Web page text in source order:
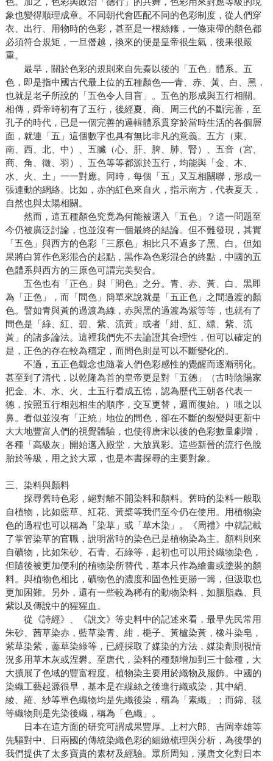
象也變得順理成章。不同朝代會匹配不同的色彩制度，從人們穿
衣、出行、用物時的色彩，甚至是一根絲絛，一條束帶的顏色都
必須符合規矩，一旦僭越，換來的便是皇帝很生氣，後果很嚴
重。
最早，關於色彩的規則來自先秦以後的「五色」體系。五
色，即是指中國古代最上位的五種顏色──青、赤、黃、白、黑，
也就是老子所說的「五色令人目盲」。五色的形成與五行相關。
相傳，舜帝時初有了五行，後經夏、商、周三代的不斷完善，至
孔子的時代，已是一個完善的邏輯體系貫穿於當時生活的各個層
面，就連「五」這個數字也具有無比非凡的意義。五方（東、
南、西、北、中）、五臟（心、肝、脾、肺、腎）、五音（宮、
商、角、徵、羽）、五色等等都源於五行，均能與「金、木、
水、火、土」一一對應。同時，每個「五」又互相關聯，形成一
張連動的網絡。比如，赤的紅色來自火，指示南方，代表夏天，
自然也與太陽相關。
然而，這五種顏色究竟為何能被選入「五色」？這一問題至
今仍被廣泛討論，也並沒有一個最終的結論。但不難發現，其實
「五色」與西方的色彩「三原色」相比只不過多了黑、白。但如
果將白算作色彩混合的起點，黑作為色彩混合的終點，中國的五
色體系與西方的三原色可謂完美契合。
五色也有「正色」與「間色」之分。青、赤、黃、白、黑即
為「正色」，而「間色」簡單來說就是「五正色」之間過渡的顏
色。譬如青與黃的過渡為綠，赤與黑的過渡為紫等等，也就有了
間色是「綠、紅、碧、紫、流黃」或者「紺、紅、縹、紫、流
黃」的諸多論法。這裡我們先不去論證其合理性，但可以確定的
是，正色的存在較為穩定，而間色則是可以不斷變化的。
不過，五正色觀念也隨著人們色彩感性的覺醒而逐漸弱化。
甚至到了清代，以乾隆為首的皇帝更是對「五德」（古時陰陽家
把金、木、水、火、土五行看成五德，認為歷代王朝各代表一
德，按照五行相剋相生的順序，交互更替，週而復始。）嗤之以
鼻。看似並沒有「正統」地位的間色，卻在不斷的裂變與更新中
大大地豐富人們的視覺體驗，也使得唐宋以後的色彩數量劇增，
各種「高級灰」開始邁入殿堂，大放異彩。這些新晉的流行色脫
胎於等級，用之於大眾，也是本書探尋的主要對象。
三、染料與顏料
探尋舊時色彩，絕對離不開染料和顏料。舊時的染料一般取
自植物，比如藍草、紅花、黃檗等我們至今仍在使用。用植物染
色的過程也可以稱為「染草」或「草木染」。《周禮》中就記載
了掌管染草的官職，說明當時的染色已是植物染為主。顏料則來
自礦物，比如朱砂、石青、石綠等，起初也可以用於織物染色，
但隨後被更加便利的植物染所替代，基本只作為繪畫或塗裝的顏
料。與植物色相比，礦物色的濃度和固色性更勝一籌，但汲取也
更加困難。另外，還有一些較為稀有的動物染料，如胭脂蟲、貝
紫以及傳說中的猩猩血。
從《詩經》、《說文》等史料中的記述來看，最早先民常用
朱砂、茜草染赤，藍草染青、紺，梔子、黃櫨染黃，橡斗染皂，
紫草染紫，藎草染綠等，已經採取了媒染的方法，媒染劑則視情
況多用草木灰或涅礬。至唐代，染料的種類增加到三十餘種，大
大擴展了色域的豐富程度。植物染主要用於織物及服飾。中國的
染織工藝起源很早，基本是在繅絲之後進行織或染，其中絹、
綾、羅、紗等單色織物均是先織後染，稱為「素織」；而錦、毯
等織物則是先染後織，稱為「色織」。
日本在這方面的研究可謂成果豐厚。上村六郎、吉岡幸雄等
先驅對中、日兩國的傳統染織色彩的細緻梳理與分析，為後學的
我們提供了太多寶貴的素材及經驗。眾所周知，漢唐文化對日本